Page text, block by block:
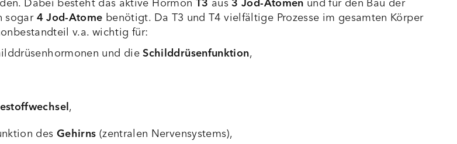
sogar4 Jod-Atome benötigt. Da T3 und T4 vielfältige Prozesse im gesamten Körper
v.a. wichtig für:
und dieSchilddrüsenfunktion,
,
desGehirns(zentralen Nervensystems),